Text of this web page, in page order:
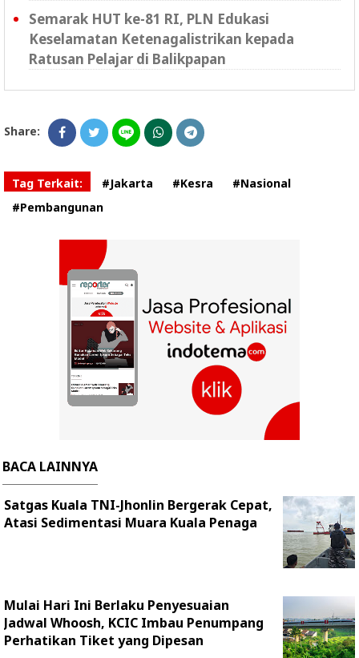
Semarak HUT ke-81 RI, PLN Edukasi
Keselamatan Ketenagalistrikan kepada
Ratusan Pelajar di Balikpapan
Share:
Tag Terkait: #Jakarta #Kesra
#Nasional
#Pembangunan
BACA LAINNYA
Satgas Kuala TNI-Jhonlin Bergerak Cepat,
Atasi Sedimentasi Muara Kuala Penaga
Mulai Hari Ini Berlaku Penyesuaian
Jadwal Whoosh, KCIC Imbau Penumpang
Perhatikan Tiket yang Dipesan